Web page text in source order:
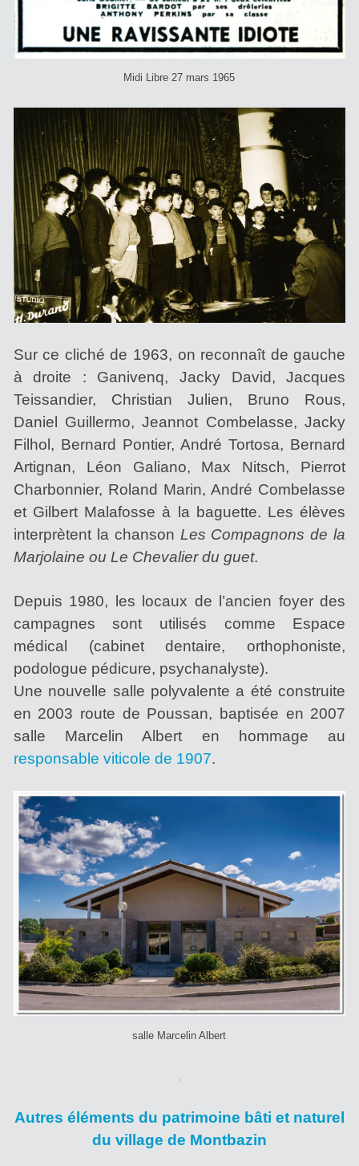
Midi Libre 27 mars 1965
Sur ce cliché de 1963, on reconnaît de gauche
à droite : Ganivenq, Jacky David, Jacques
Teissandier, Christian Julien, Bruno Rous,
Daniel Guillermo, Jeannot Combelasse, Jacky
Filhol, Bernard Pontier, André Tortosa, Bernard
Artignan, Léon Galiano, Max Nitsch, Pierrot
Charbonnier, Roland Marin, André Combelasse
et Gilbert Malafosse à la baguette. Les élèves
interprètent la chanson Les Compagnons de la
Marjolaine ou Le Chevalier du guet.
Depuis 1980, les locaux de l’ancien foyer des
campagnes sont utilisés comme Espace
médical (cabinet dentaire, orthophoniste,
podologue pédicure, psychanalyste).
Une nouvelle salle polyvalente a été construite
en 2003 route de Poussan, baptisée en 2007
salle Marcelin Albert en hommage au
responsable viticole de 1907.
salle Marcelin Albert
.
Autres éléments du patrimoine bâti et naturel
du village de Montbazin